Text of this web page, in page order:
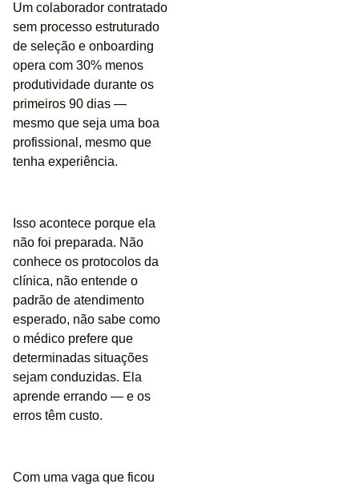
Um colaborador contratado
sem processo estruturado
de seleção e onboarding
opera com 30% menos
produtividade durante os
primeiros 90 dias —
mesmo que seja uma boa
profissional, mesmo que
tenha experiência.
Isso acontece porque ela
não foi preparada. Não
conhece os protocolos da
clínica, não entende o
padrão de atendimento
esperado, não sabe como
o médico prefere que
determinadas situações
sejam conduzidas. Ela
aprende errando — e os
erros têm custo.
Com uma vaga que ficou